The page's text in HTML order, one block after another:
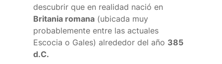
descubrir que en realidad nació en
Britania romana (ubicada muy
probablemente entre las actuales
Escocia o Gales) alrededor del año 385
d.C.